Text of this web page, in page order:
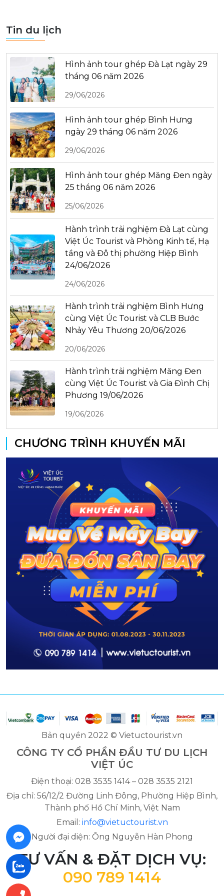
Tin du lịch
Hình ảnh tour ghép Đà Lạt ngày 29
tháng 06 năm 2026
29/06/2026
Hình ảnh tour ghép Bình Hưng
ngày 29 tháng 06 năm 2026
29/06/2026
Hình ảnh tour ghép Măng Đen ngày
25 tháng 06 năm 2026
25/06/2026
Hành trình trải nghiệm Đà Lạt cùng
Việt Úc Tourist và Phòng Kinh tế, Hạ
tầng và Đô thị phường Hiệp Bình
24/06/2026
24/06/2026
Hành trình trải nghiệm Bình Hưng
cùng Việt Úc Tourist và CLB Bước
Nhảy Yêu Thương 20/06/2026
20/06/2026
Hành trình trải nghiệm Măng Đen
cùng Việt Úc Tourist và Gia Đình Chị
Phương 19/06/2026
19/06/2026
CHƯƠNG TRÌNH KHUYẾN MÃI
Bản quyền 2022 © Vietuctourist.vn
CÔNG TY CỔ PHẦN ĐẦU TƯ DU LỊCH
VIỆT ÚC
Điện thoại: 028 3535 1414 – 028 3535 2121
Địa chỉ: 56/12/2 Đường Linh Đông, Phường Hiệp Bình,
Thành phố Hồ Chí Minh, Việt Nam
Email: info@vietuctourist.vn
Người đại diện: Ông Nguyễn Hàn Phong
TƯ VẤN & ĐẶT DỊCH VỤ:
090 789 1414